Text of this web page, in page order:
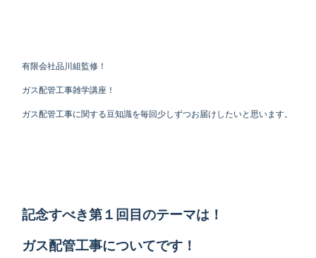
有限会社品川組監修！
ガス配管工事雑学講座！
ガス配管工事に関する豆知識を毎回少しずつお届けしたいと思います。
記念すべき第１回目のテーマは！
ガス配管工事についてです！